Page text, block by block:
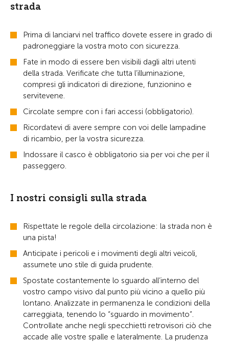
strada
Prima di lanciarvi nel traffico dovete essere in grado di
padroneggiare la vostra moto con sicurezza.
Fate in modo di essere ben visibili dagli altri utenti
della strada. Verificate che tutta l’illuminazione,
compresi gli indicatori di direzione, funzionino e
servitevene.
Circolate sempre con i fari accessi (obbligatorio).
Ricordatevi di avere sempre con voi delle lampadine
di ricambio, per la vostra sicurezza.
Indossare il casco è obbligatorio sia per voi che per il
passeggero.
I nostri consigli sulla strada
Rispettate le regole della circolazione: la strada non è
una pista!
Anticipate i pericoli e i movimenti degli altri veicoli,
assumete uno stile di guida prudente.
Spostate costantemente lo sguardo all’interno del
vostro campo visivo dal punto più vicino a quello più
lontano. Analizzate in permanenza le condizioni della
carreggiata, tenendo lo “sguardo in movimento”.
Controllate anche negli specchietti retrovisori ciò che
accade alle vostre spalle e lateralmente. La prudenza